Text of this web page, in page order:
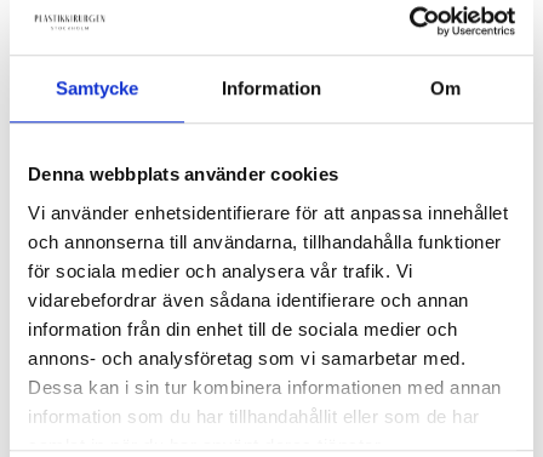
Samtycke Information Om
Denna webbplats använder cookies
Vi använder enhetsidentifierare för att anpassa innehållet
och annonserna till användarna, tillhandahålla funktioner
för sociala medier och analysera vår trafik. Vi
vidarebefordrar även sådana identifierare och annan
information från din enhet till de sociala medier och
annons- och analysföretag som vi samarbetar med.
Dessa kan i sin tur kombinera informationen med annan
information som du har tillhandahållit eller som de har
Vara frisk vid operationstillfället
Följa råden om eftervård noggrant
Ha realistiska förväntningar
Trygghet och säkerhet kommer alltid först för oss
Är bukplastik rätt steg för
dig?
För många handlar bukplastik inte bara om
utseende – utan omsjälvkänsla, komfort och att
känna sig hemma i sin kropp igen. Om magen